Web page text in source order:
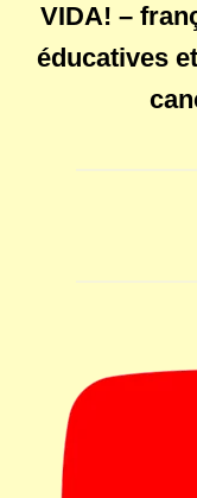
VIDA! –
éducatives